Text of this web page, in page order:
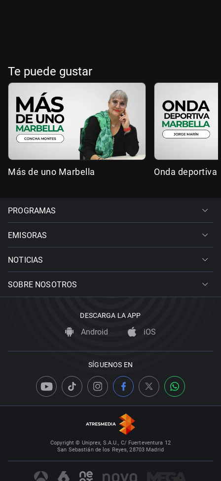
Te puede gustar
Más de uno Marbella Onda deportiva
PROGRAMAS
EMISORAS
NOTICIAS
SOBRE NOSOTROS
DESCARGA LA APP
Android iOS
SÍGUENOS EN
Copyright © Uniprex, S.A.U., C/ Fuerteventura 12
San Sebastián de los Reyes, 28703 Madrid